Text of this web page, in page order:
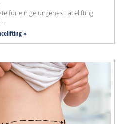
für ein gelungenes Facelifting
»